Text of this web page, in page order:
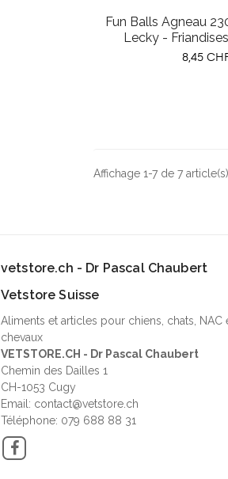
Fun Balls Agneau
Lecky -
Prix
8,45
Affichage 1-7 de 7 article(s)
vetstore.ch - Dr Pascal Chaubert
Vetstore Suisse
Aliments et articles pour chiens, chats, NAC
chevaux
VETSTORE.CH - Dr Pascal Chaubert
Chemin des Dailles 1
CH-1053 Cugy
Email: contact@vetstore.ch
Téléphone: 079 688 88 31